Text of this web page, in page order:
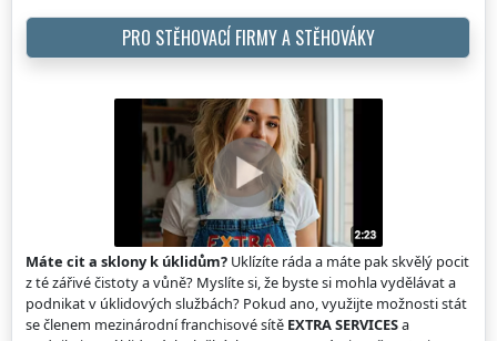
PRO STĚHOVACÍ FIRMY A STĚHOVÁKY
Máte cit a sklony k úklidům? Uklízíte ráda a máte pak skvělý pocit
z té zářivé čistoty a vůně? Myslíte si, že byste si mohla vydělávat a
podnikat v úklidových službách? Pokud ano, využijte možnosti stát
se členem mezinárodní franchisové sítě EXTRA SERVICESa